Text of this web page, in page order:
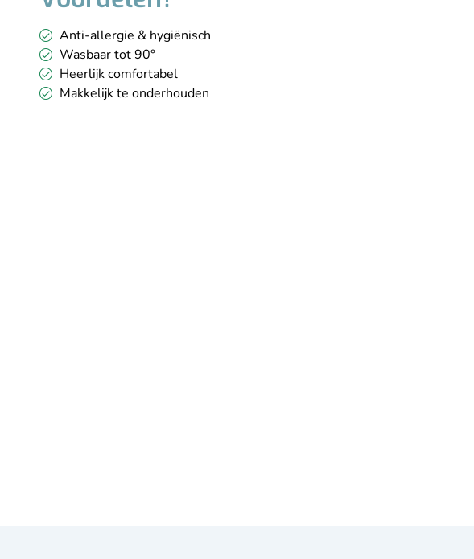
Anti-allergie & hygiënisch
Wasbaar tot 90°
Heerlijk comfortabel
Makkelijk te onderhouden